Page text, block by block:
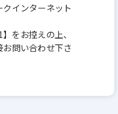
インターネット
をお控えの上、
問い合わせ下さ